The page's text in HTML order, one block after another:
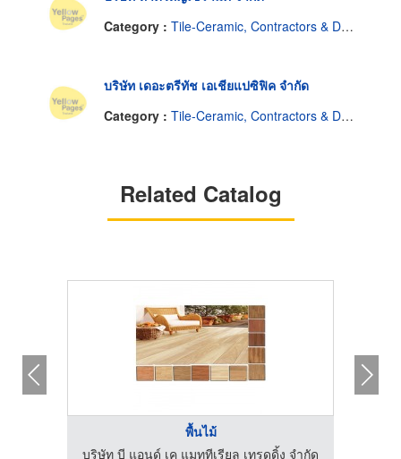
Category : Tile-Ceramic, Contractors & Dealers
บริษัท เดอะตรีทัช เอเชียแปซิฟิค จำกัด
Category : Tile-Ceramic, Contractors & Dealers
Related Catalog
พื้นไม้
บริษัท บี แอนด์ เค แมททีเรียล เทรดดิ้ง จำกัด